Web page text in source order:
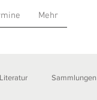
Mehr
Literatur Sammlungen